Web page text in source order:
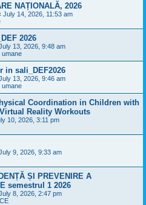
NAȚIONALĂ, 2026
July 14, 2026, 11:53 am
2026
13, 2026, 9:48 am
umane
in sali_DEF2026
13, 2026, 9:46 am
umane
Coordination in Children with
Reality Workouts
10, 2026, 3:11 pm
9, 2026, 9:33 am
ȘI PREVENIRE A
semestrul 1 2026
8, 2026, 2:47 pm